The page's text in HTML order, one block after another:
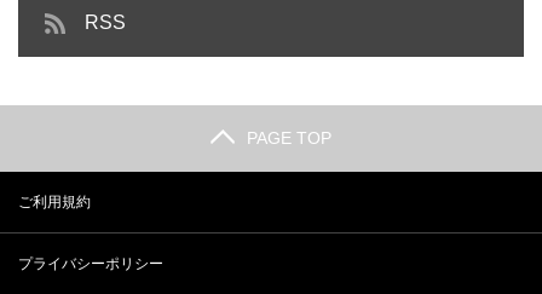
RSS
PAGE TOP
ご利用規約
プライバシーポリシー